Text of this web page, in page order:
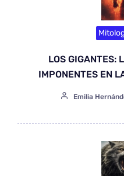
LOS GIGANTES:
IMPONENTES EN
Emilia